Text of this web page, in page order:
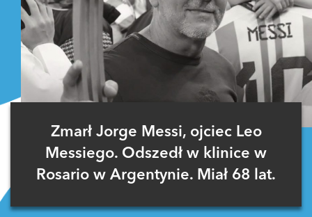
Zmarł Jorge Messi, ojciec Leo
Messiego. Odszedł w klinice w
Rosario w Argentynie. Miał 68 lat.